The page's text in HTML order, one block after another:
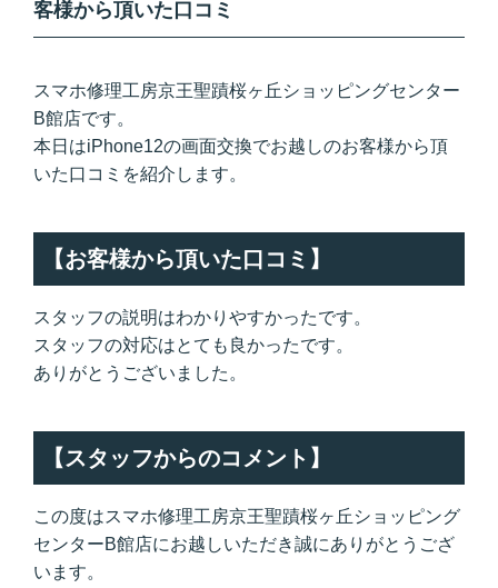
客様から頂いた口コミ
スマホ修理工房京王聖蹟桜ヶ丘ショッピングセンター
B館店です。
本日はiPhone12の画面交換でお越しのお客様から頂
いた口コミを紹介します。
【お客様から頂いた口コミ】
スタッフの説明はわかりやすかったです。
スタッフの対応はとても良かったです。
ありがとうございました。
【スタッフからのコメント】
この度はスマホ修理工房京王聖蹟桜ヶ丘ショッピング
センターB館店にお越しいただき誠にありがとうござ
います。